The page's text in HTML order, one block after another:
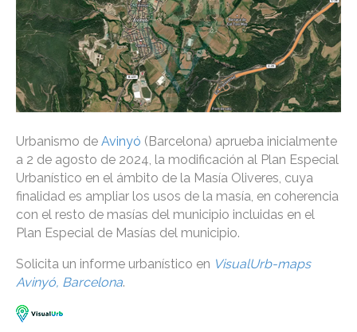
Urbanismo de Avinyó (Barcelona) aprueba inicialmente
a 2 de agosto de 2024, la modificación al Plan Especial
Urbanístico en el ámbito de la Masía Oliveres, cuya
finalidad es ampliar los usos de la masía, en coherencia
con el resto de masías del municipio incluidas en el
Plan Especial de Masías del municipio.
Solicita un informe urbanístico en VisualUrb-maps
Avinyó, Barcelona.